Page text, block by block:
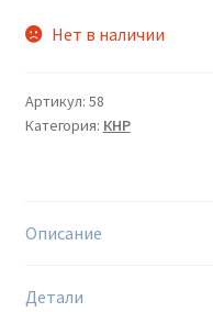
Нет в наличии
Артикул: 58
Категория: КНР
Описание
Детали